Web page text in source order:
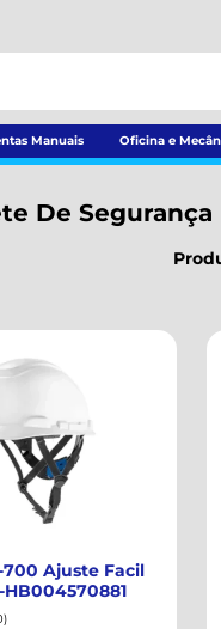
Manuais Oficina e
De Segurança
Ajuste Facil
HB004570881